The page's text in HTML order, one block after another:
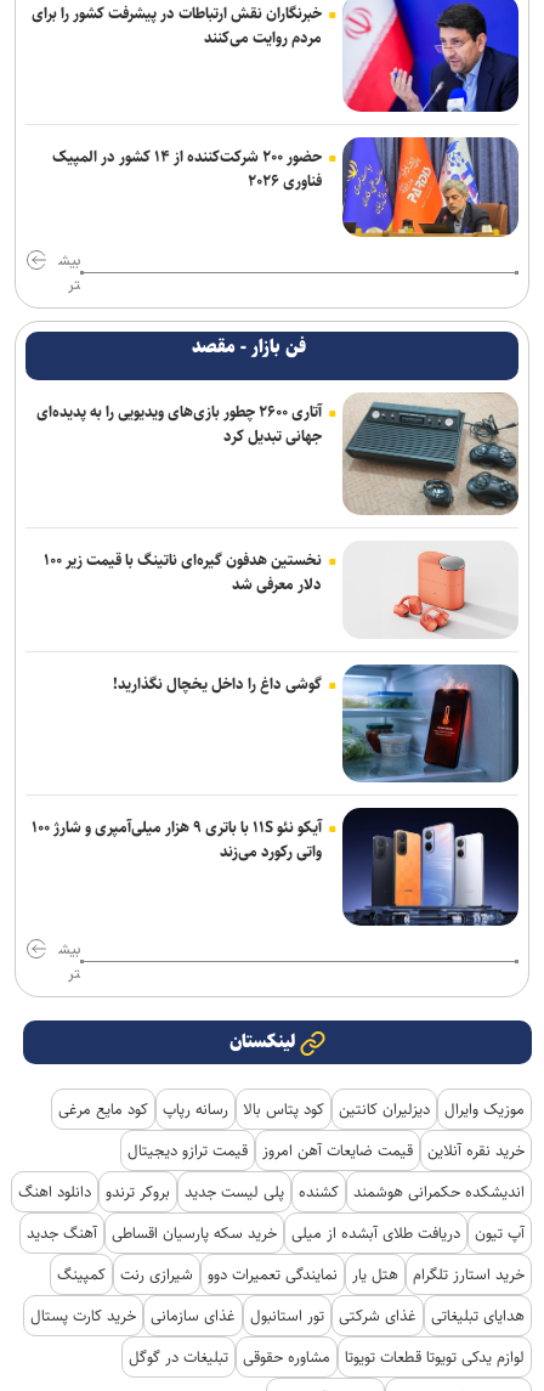
خبرنگاران نقش ارتباطات در پیشرفت کشور را برای
مردم روایت می‌کنند
حضور ۲۰۰ شرکت‌کننده از ۱۴ کشور در المپیک
فناوری ۲۰۲۶
بیش
تر
فن بازار - مقصد
آتاری ۲۶۰۰ چطور بازی‌های ویدیویی را به پدیده‌ای
جهانی تبدیل کرد
نخستین هدفون گیره‌ای ناتینگ با قیمت زیر ۱۰۰
دلار معرفی شد
گوشی داغ را داخل یخچال نگذارید!
آیکو نئو ۱۱S با باتری ۹ هزار میلی‌آمپری و شارژ ۱۰۰
واتی رکورد می‌زند
بیش
تر
لینکستان
موزیک وایرال دیزلیران کانتین کود پتاس بالا رسانه رپاپ کود مایع مرغی
خرید نقره آنلاین قیمت ضایعات آهن امروز
قیمت ترازو دیجیتال
اندیشکده حکمرانی هوشمند کشنده پلی لیست جدید بروکر ترندو دانلود اهنگ
آپ تیون دریافت طلای آبشده از میلی خرید سکه پارسیان اقساطی آهنگ جدید
خرید استارز تلگرام هتل یار نمایندگی تعمیرات دوو شیرازی رنت کمپینگ
هدایای تبلیغاتی
غذای شرکتی تور استانبول غذای سازمانی خرید کارت پستال
لوازم یدکی تویوتا قطعات تویوتا
مشاوره حقوقی تبلیغات در گوگل